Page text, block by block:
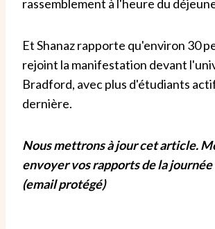
rassemblement à l'heure du
Et Shanaz rapporte qu'environ 30
rejoint la manifestation devant
Bradford, avec plus d'étudiants
dernière.
Nous mettrons à jour cet article.
envoyer vos rapports de la journée
(email protégé)